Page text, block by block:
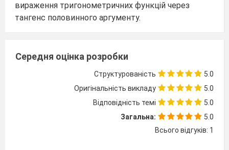
вираження тригонометричних функцій через
тангенс половинного аргументу.
до градусної і навпаки;
відповідність між дійсними числами і
точками на
тригонометричному колі;обчислювати
значення тригонометричних виразів
Середня оцінка розробки
Структурованість
5.0
Оригінальність викладу
5.0
Відповідність темі
5.0
Загальна:
5.0
Всього відгуків: 1